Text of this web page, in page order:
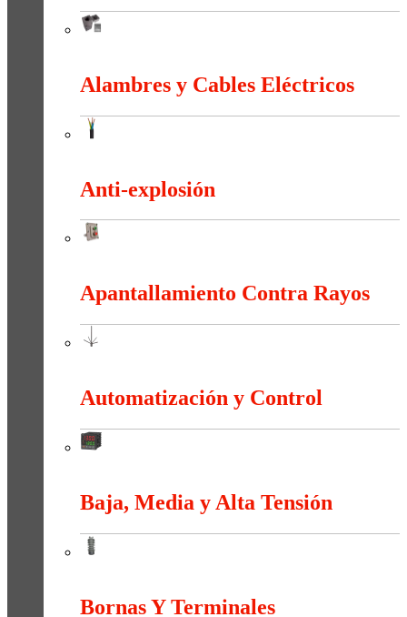
Alambres y Cables Eléctricos
Anti-explosión
Apantallamiento Contra Rayos
Automatización y Control
Baja, Media y Alta Tensión
Bornas Y Terminales